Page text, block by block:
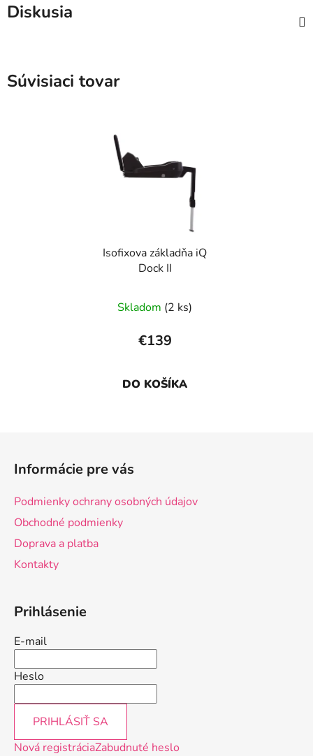
Diskusia
Súvisiaci tovar
Isofixova základňa iQ
Dock II
Skladom (2 ks)
€139
DO KOŠÍKA
Informácie pre vás
Podmienky ochrany osobných údajov
Obchodné podmienky
Doprava a platba
Kontakty
Prihlásenie
E-mail
Heslo
PRIHLÁSIŤ SA
Nová registráciaZabudnuté heslo